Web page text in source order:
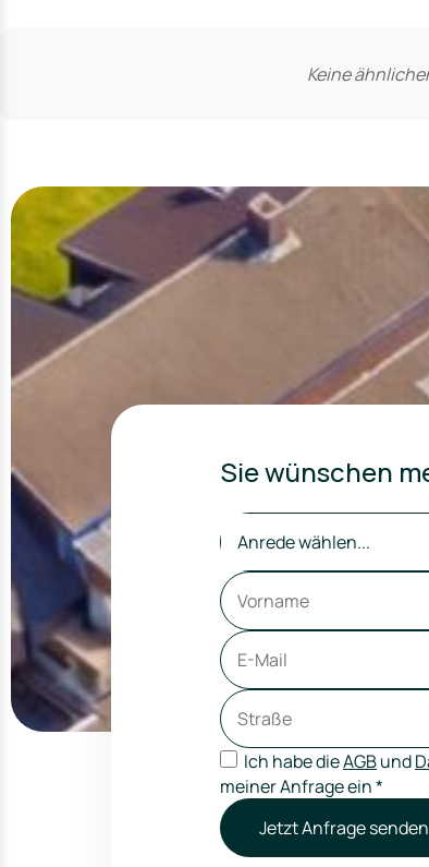
Keine
Sie wünschen
Anrede wählen...
Ich habe dieAGBund
meiner Anfrage ein*
Jetzt Anfrage senden